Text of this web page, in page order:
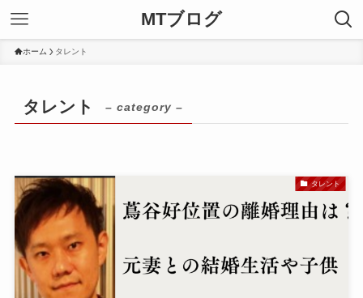
MTブログ
ホーム タレント
タレント – category –
タレント